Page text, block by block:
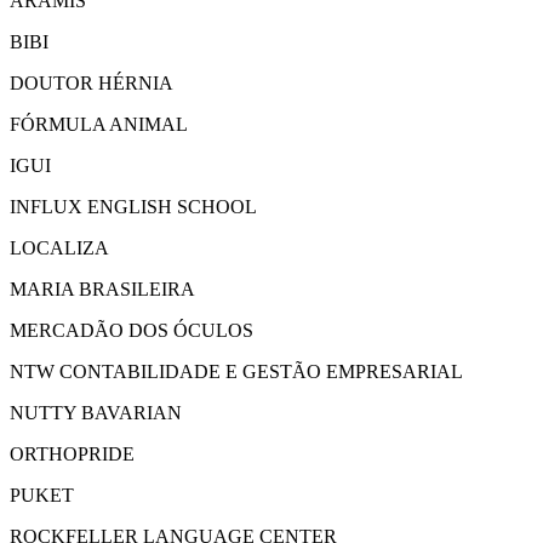
BIBI
DOUTOR HÉRNIA
FÓRMULA ANIMAL
IGUI
INFLUX ENGLISH SCHOOL
LOCALIZA
MARIA BRASILEIRA
MERCADÃO DOS ÓCULOS
NTW CONTABILIDADE E GESTÃO EMPRESARIAL
NUTTY BAVARIAN
ORTHOPRIDE
PUKET
ROCKFELLER LANGUAGE CENTER